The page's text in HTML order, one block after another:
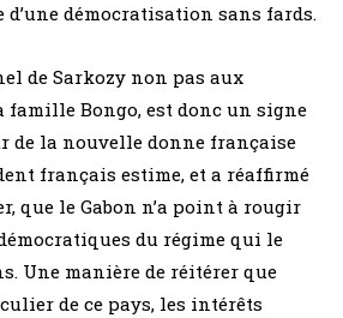
d’une démocratisation sans fards.
de Sarkozy non pas aux
famille Bongo, est donc un signe
de la nouvelle donne française
français estime, et a réaffirmé
que le Gabon n’a point à rougir
du régime qui le
Une manière de réitérer que
de ce pays, les intérêts